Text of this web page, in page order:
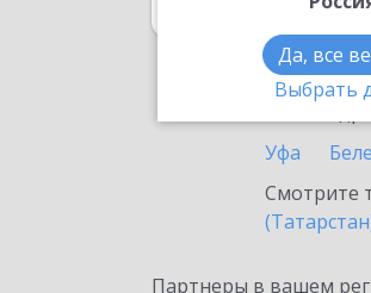
Да, все
Выбрать
в
Уфа
Смотрите
Партнеры в вашем